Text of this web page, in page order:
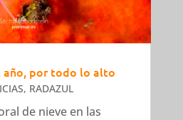
año, por todo lo alto
, RADAZUL
de nieve en las